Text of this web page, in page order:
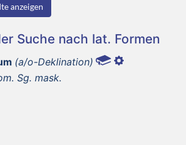
anzeigen
Suche nach lat. Formen
(a/o-Deklination)
Sg. mask.